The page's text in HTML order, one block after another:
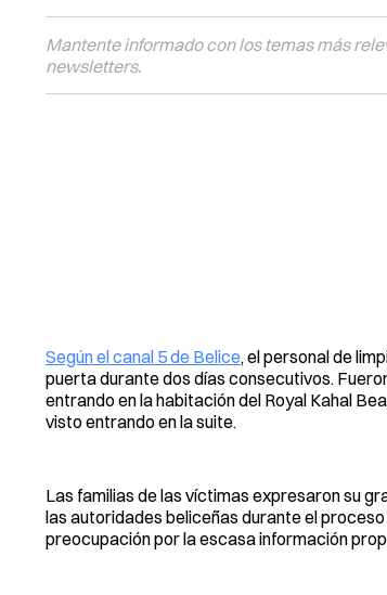
Mantente informado con los temas más
newsletters.
Según el canal 5 de Belice, el personal de
puerta durante dos días consecutivos.
entrando en la habitación del Royal Kahal
visto entrando en la suite.
Las familias de las víctimas expresaron su
las autoridades beliceñas durante el
preocupación por la escasa información